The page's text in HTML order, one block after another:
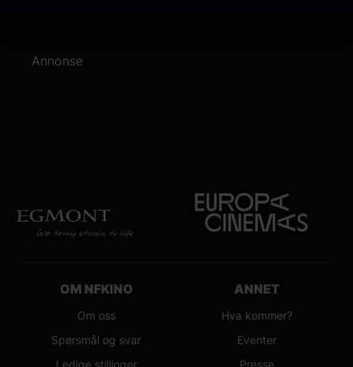
Annonse
OM NFKINO
Om oss
Spørsmål og svar
ANNET
Hva kommer?
Eventer